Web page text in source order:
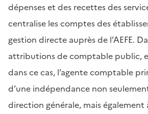
dépenses et des recettes des
centralise les comptes des
gestion directe auprès de l’AEFE.
attributions de comptable public,
dans ce cas, l’agente comptable
d’une indépendance non
direction générale, mais également